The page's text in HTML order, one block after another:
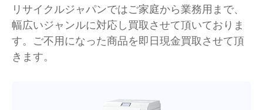
リサイクルジャパンではご家庭から業務用まで、
幅広いジャンルに対応し買取させて頂いておりま
す。ご不用になった商品を即日現金買取させて頂
きます。